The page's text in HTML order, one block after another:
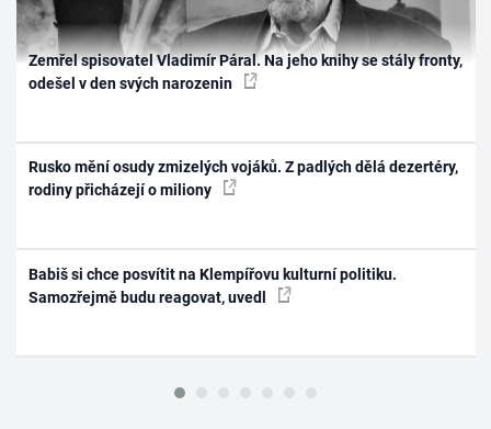
Zemřel spisovatel Vladimír Páral. Na jeho knihy se stály fronty,
odešel v den svých narozenin
Rusko mění osudy zmizelých vojáků. Z padlých dělá dezertéry,
rodiny přicházejí o miliony
Babiš si chce posvítit na Klempířovu kulturní politiku.
Samozřejmě budu reagovat, uvedl